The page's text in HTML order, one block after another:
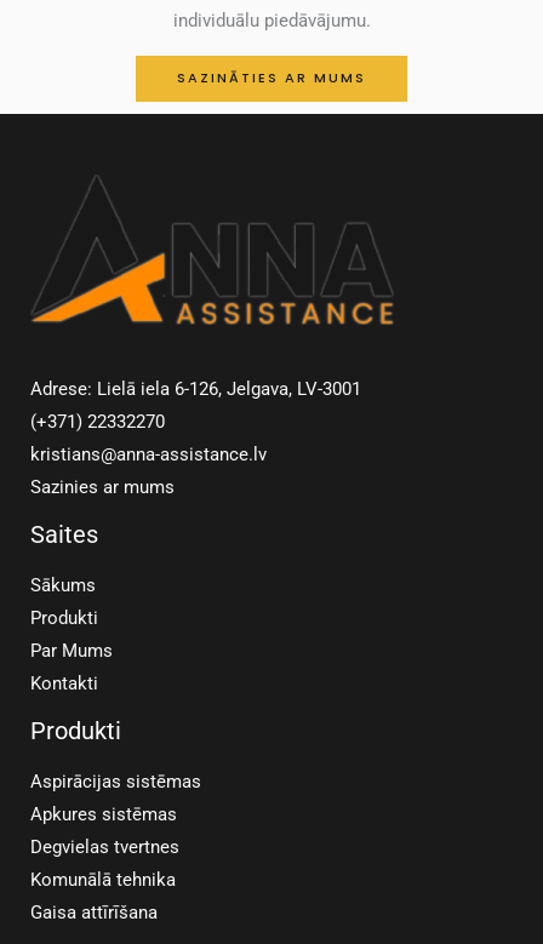
individuālu piedāvājumu.
SAZINĀTIES AR MUMS
Adrese: Lielā iela 6-126, Jelgava, LV-3001
(+371) 22332270
kristians@anna-assistance.lv
Sazinies ar mums
Saites
Sākums
Produkti
Par Mums
Kontakti
Produkti
Aspirācijas sistēmas
Apkures sistēmas
Degvielas tvertnes
Komunālā tehnika
Gaisa attīrīšana